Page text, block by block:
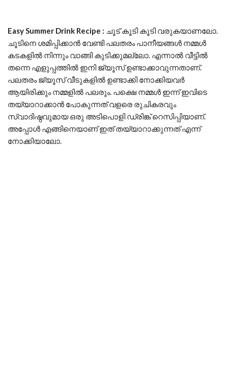
Easy Summer Drink Recipe : ചൂട് കൂടി കൂടി വരുകയാണലോ.
ചൂടിനെ ശമിപ്പിക്കാൻ വേണ്ടി പലതരം പാനീയങ്ങൾ നമ്മൾ
കടകളിൽ നിന്നും വാങ്ങി കുടിക്കുമല്ലോ. എന്നാൽ വീട്ടിൽ
തന്നെ എളുപ്പത്തിൽ ഇനി ജ്യൂസ് ഉണ്ടാക്കാവുന്നതാണ്.
പലതരം ജ്യൂസ് വീടുകളിൽ ഉണ്ടാക്കി നോക്കിയവർ
ആയിരിക്കും നമ്മളിൽ പലരും. പക്ഷെ നമ്മൾ ഇന്ന് ഇവിടെ
തയ്യാറാക്കാൻ പോകുന്നത് വളരെ രുചികരവും
സ്വാദിഷ്ഠവുമായ ഒരു അടിപൊളി ഡ്രിങ്ക് റെസിപ്പിയാണ്.
അപ്പോൾ എങ്ങിനെയാണ് ഇത് തയ്യാറാക്കുന്നത് എന്ന്
നോക്കിയാലോ.